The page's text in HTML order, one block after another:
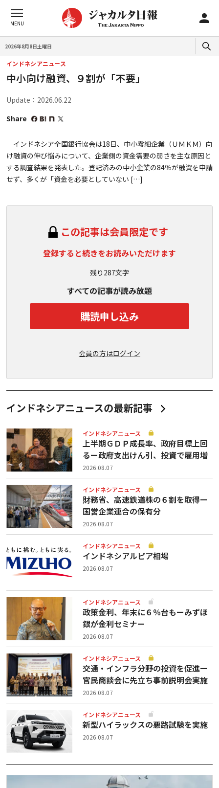
2026年8月8日土曜日
インドネシアニュース
中小向け融資、９割が「不要」
Update：2026.06.22
Share
インドネシア全国銀行協会は18日、中小零細企業（ＵＭＫＭ）向
け融資の伸び悩みについて、企業側の資金需要の弱さを主な原因と
する調査結果を発表した。登記済みの中小企業の84％が融資を申請
せず、多くが「資金を必要としていない […]
この記事は会員限定です
登録すると続きをお読みいただけます
残り287文字
すべての記事が読み放題
購読申し込み
会員の方はログイン
インドネシアニュースの最新記事
インドネシアニュース
上半期ＧＤＰ成長率、政府目標上回
るー政府支出けん引、投資で雇用増
2026.08.07
インドネシアニュース
財務省、高速鉄道株の６割を取得ー
国営企業連合の保有分
2026.08.07
インドネシアニュース
インドネシアルピア相場
2026.08.07
インドネシアニュース
政策金利、年末に６％台もーみずほ
銀が金利セミナー
2026.08.07
インドネシアニュース
交通・インフラ分野の投資を促進ー
官民商談会に先立ち事前説明会実施
2026.08.07
インドネシアニュース
新型ハイラックスの悪路試験を実施
2026.08.07